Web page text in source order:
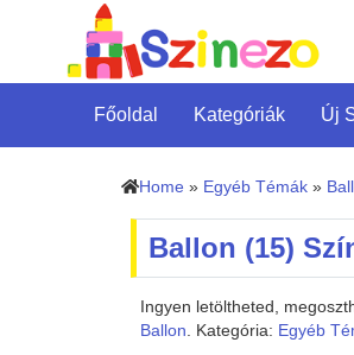
Főoldal Kategóriák Új
Home » Egyéb Témák »
Ballon (15)
Ingyen letöltheted,
Ballon. Kategória: Egyéb